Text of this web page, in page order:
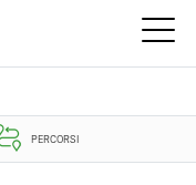
PERCORSI